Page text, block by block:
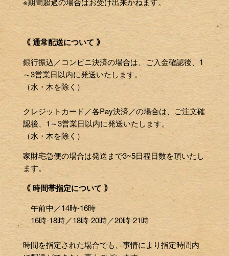
｟ 通常配送について ｠
銀行振込／コンビニ決済の場合は、ご入金確認後、1
～3営業日以内に発送いたします。
（水・木を除く）
クレジットカード／各Pay決済／の場合は、ご注文確
認後、1～3営業日以内に発送いたします。
（水・木を除く）
家財宅急便の場合は発送まで3~5日程日数を頂いたし
ます。
｟ 時間帯指定について ｠
午前中／14時-16時
16時-18時／18時-20時／20時-21時
時間を指定された場合でも、事情により指定時間内